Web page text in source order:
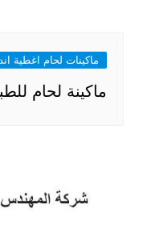
ماكينات لحام اغطية
ماكينة لحام